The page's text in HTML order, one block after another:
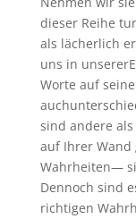
dieser Reihe
als lächerlich
uns in
Worte auf
sind andere
auf Ihrer Wand
Wahrheiten—
Dennoch sind
richtigen